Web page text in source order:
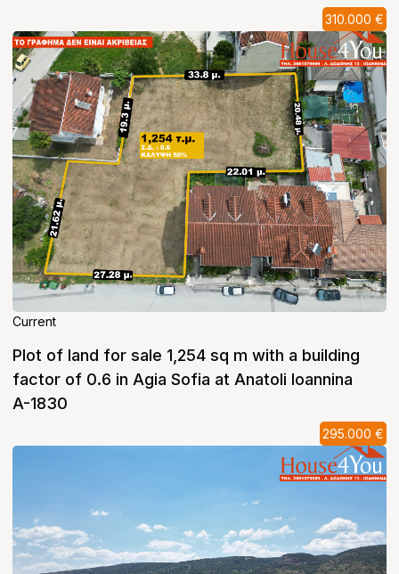
310.000 €
Current
Plot of land for sale 1,254 sq m with a building
factor of 0.6 in Agia Sofia at Anatoli Ioannina
A-1830
295.000 €